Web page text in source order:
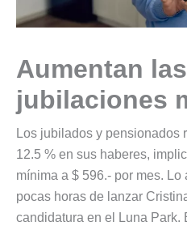
Aumentan las
jubilaciones
Los jubilados y pensionados
12.5 % en sus haberes,
mínima a $ 596.- por mes.
pocas horas de lanzar
candidatura en el Luna Park.